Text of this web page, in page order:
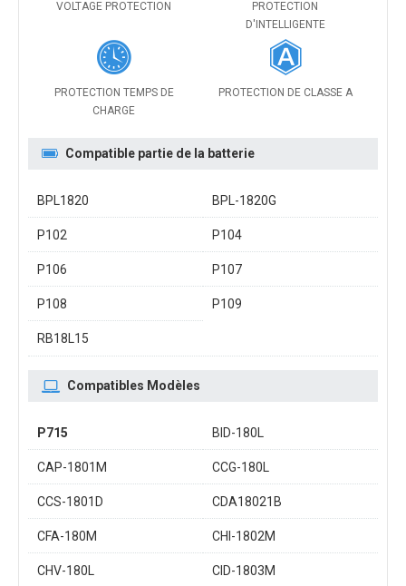
VOLTAGE PROTECTION
PROTECTION
D'INTELLIGENTE
PROTECTION TEMPS DE
CHARGE
PROTECTION DE CLASSE A
Compatible partie de la batterie
BPL1820 BPL-1820G
P102 P104
P106 P107
P108 P109
RB18L15
Compatibles Modèles
P715 BID-180L
CAP-1801M CCG-180L
CCS-1801D CDA18021B
CFA-180M CHI-1802M
CHV-180L CID-1803M